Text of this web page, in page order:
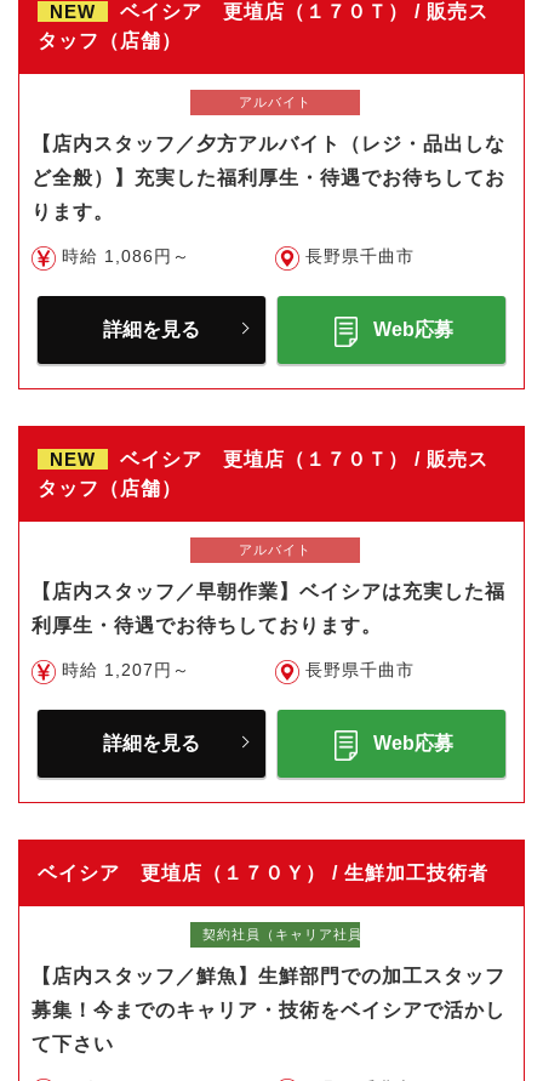
NEW
ベイシア 更埴店（１７０Ｔ） / 販売ス
タッフ（店舗）
アルバイト
【店内スタッフ／夕方アルバイト（レジ・品出しな
ど全般）】充実した福利厚生・待遇でお待ちしてお
ります。
時給 1,086円～ 長野県千曲市
詳細を見る Web応募
NEW
ベイシア 更埴店（１７０Ｔ） / 販売ス
タッフ（店舗）
アルバイト
【店内スタッフ／早朝作業】ベイシアは充実した福
利厚生・待遇でお待ちしております。
時給 1,207円～ 長野県千曲市
詳細を見る Web応募
ベイシア 更埴店（１７０Ｙ） / 生鮮加工技術者
契約社員（キャリア社員）
【店内スタッフ／鮮魚】生鮮部門での加工スタッフ
募集！今までのキャリア・技術をベイシアで活かし
て下さい